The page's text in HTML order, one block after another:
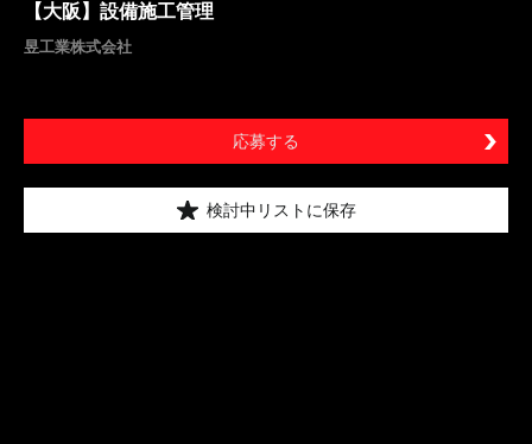
【大阪】設備施工管理
昱工業株式会社
応募する
検討中リストに保存